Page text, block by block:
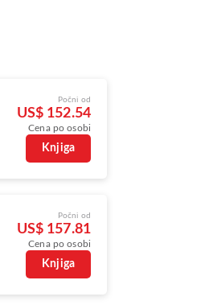
Počni od
US$ 152.54
Cena po osobi
Knjiga
Počni od
US$ 157.81
Cena po osobi
Knjiga